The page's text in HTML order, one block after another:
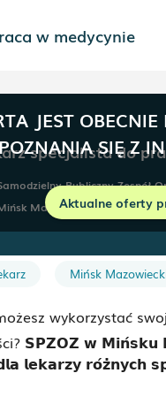
w medycynie
JEST
SIĘ Z
Aktualne oferty
Publiczny Zespół
Mazowiecki schedule Do
Mińsk
wykorzystać
𝗦𝗣𝗭𝗢𝗭 𝘄 𝗠𝗶𝗻́𝘀𝗸𝘂
𝗹𝗲𝗸𝗮𝗿𝘇𝘆 𝗿𝗼́𝘇̇𝗻𝘆𝗰𝗵